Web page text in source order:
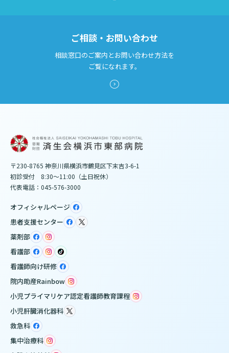
ご相談・お問い合わせ
相談窓口のご案内とお問い合わせ方法を
ご覧になれます。
〒230-8765 神奈川県横浜市鶴見区下末吉3-6-1
初診受付 8:30～11:00（土日祝休）
代表電話：045-576-3000
オフィシャルページ
患者支援センター
薬剤部
看護部
看護師向け研修
院内助産Rainbow
小児プライマリケア認定看護師教育課程
小児肝臓消化器科
救急科
集中治療科